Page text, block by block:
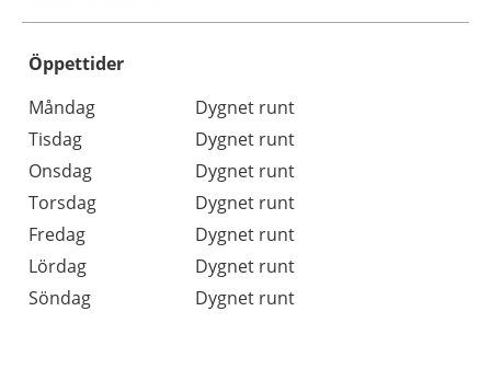
Öppettider
Dag
Öppettider
Kommentarer
Måndag
Dygnet runt
Tisdag
Dygnet runt
Onsdag
Dygnet runt
Torsdag
Dygnet runt
Fredag
Dygnet runt
Lördag
Dygnet runt
Söndag
Dygnet runt